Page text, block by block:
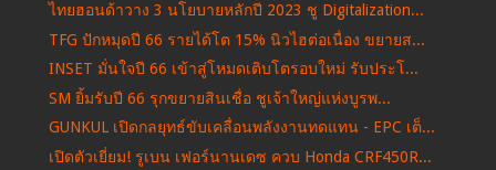
ไทยฮอนด้าวาง 3 นโยบายหลักปี 2023 ชู Digitalization...
TFG ปักหมุดปี 66 รายได้โต 15% นิวไฮต่อเนื่อง ขยายส...
INSET มั่นใจปี 66 เข้าสู่โหมดเติบโตรอบใหม่ รับประโ...
SM ยิ้มรับปี 66 รุกขยายสินเชื่อ ชูเจ้าใหญ่แห่งบูรพ...
GUNKUL เปิดกลยุทธ์ขับเคลื่อนพลังงานทดแทน - EPC เต็...
เปิดตัวเยี่ยม! รูเบน เฟอร์นานเดซ ควบ Honda CRF450R...